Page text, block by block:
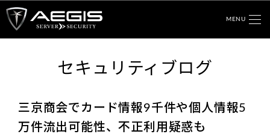
MENU
セキュリティブログ
三京商会でカード情報9千件や個人情報5
万件流出可能性、不正利用疑惑も